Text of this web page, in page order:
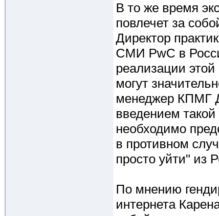
В то же время
повлечет за
Директор
СМИ PwC в
реализации
могут
менеджер КПМГ
введением
необходимо
в противном
просто уйти" из
По мнению
интернета